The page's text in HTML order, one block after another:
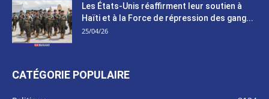
Les États-Unis réaffirment leur soutien à
Haïti et à la Force de répression des gang...
25/04/26
CATÉGORIE POPULAIRE